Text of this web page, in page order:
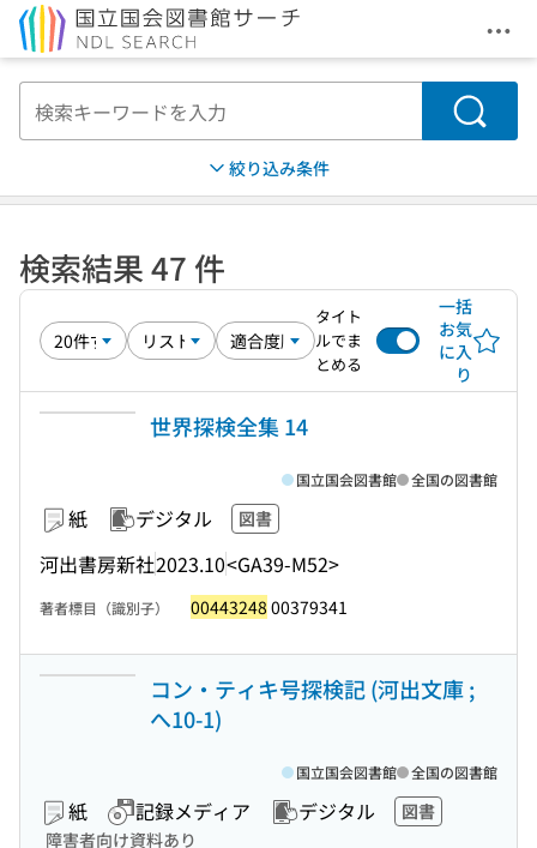
メ
検索
絞り込み条件
検索結果 47 件
タイト
ルでま
とめる
一括
お気
に入
り
世界探検全集 14
紙 デジタル 図書
河出書房新社2023.10<GA39-M52>
国立国会図書館 全国の図書館
著者標目（識別子） 00443248 00379341
コン・ティキ号探検記 (河出文庫 ;
へ10-1)
紙 記録メディア デジタル
図書
障害者向け資料あり
国立国会図書館 全国の図書館